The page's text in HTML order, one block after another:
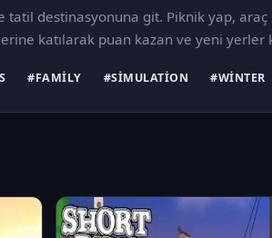
tatil destinasyonuna git. Piknik yap,
katılarak puan kazan ve yeni yerler
#FAMILY #SIMULATION #WINTER